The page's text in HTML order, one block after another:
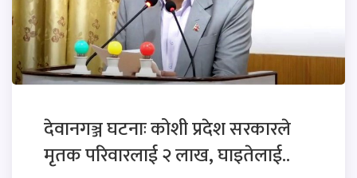
देवानगञ्ज घटनाः कोशी प्रदेश सरकारले
मृतक परिवारलाई २ लाख, घाइतेलाई..